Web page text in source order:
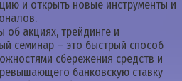
и открыть новые инструменты и
об акциях, трейдинге и
семинар – это быстрый способ
сбережения средств и
банковскую ставку